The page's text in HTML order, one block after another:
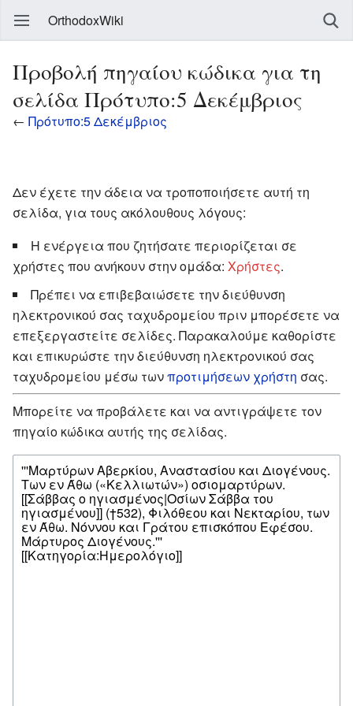
OrthodoxWiki
Προβολή πηγαίου κώδικα για τη
σελίδα Πρότυπο:5 Δεκέμβριος
← Πρότυπο:5 Δεκέμβριος
Δεν έχετε την άδεια να τροποποιήσετε αυτή τη
σελίδα, για τους ακόλουθους λόγους:
Η ενέργεια που ζητήσατε περιορίζεται σε
χρήστες που ανήκουν στην ομάδα: Χρήστες.
Πρέπει να επιβεβαιώσετε την διεύθυνση
ηλεκτρονικού σας ταχυδρομείου πριν μπορέσετε να
επεξεργαστείτε σελίδες. Παρακαλούμε καθορίστε
και επικυρώστε την διεύθυνση ηλεκτρονικού σας
ταχυδρομείου μέσω τωνπροτιμήσεων χρήστη σας.
Μπορείτε να προβάλετε και να αντιγράψετε τον
πηγαίο κώδικα αυτής της σελίδας.